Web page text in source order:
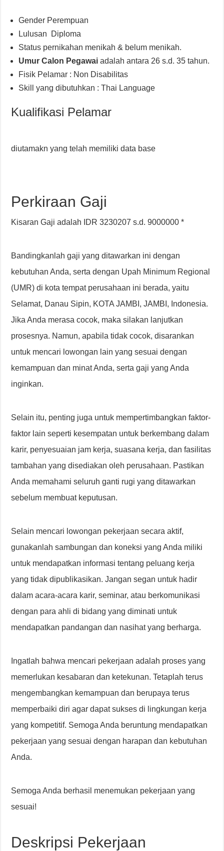
Gender Perempuan
Lulusan Diploma
Status pernikahan menikah & belum menikah.
Umur Calon Pegawaiadalah antara 26 s.d. 35 tahun.
Fisik Pelamar : Non Disabilitas
Skill yang dibutuhkan : Thai Language
Kualifikasi Pelamar
diutamakn yang telah memiliki data base
Perkiraan Gaji
Kisaran Gaji adalah IDR 3230207 s.d. 9000000 *
Bandingkanlah gaji yang ditawarkan ini dengan
kebutuhan Anda, serta dengan Upah Minimum Regional
(UMR) di kota tempat perusahaan ini berada, yaitu
Selamat, Danau Sipin, KOTA JAMBI, JAMBI, Indonesia.
Jika Anda merasa cocok, maka silakan lanjutkan
prosesnya. Namun, apabila tidak cocok, disarankan
untuk mencari lowongan lain yang sesuai dengan
kemampuan dan minat Anda, serta gaji yang Anda
inginkan.
Selain itu, penting juga untuk mempertimbangkan faktor-
faktor lain seperti kesempatan untuk berkembang dalam
karir, penyesuaian jam kerja, suasana kerja, dan fasilitas
tambahan yang disediakan oleh perusahaan. Pastikan
Anda memahami seluruh ganti rugi yang ditawarkan
sebelum membuat keputusan.
Selain mencari lowongan pekerjaan secara aktif,
gunakanlah sambungan dan koneksi yang Anda miliki
untuk mendapatkan informasi tentang peluang kerja
yang tidak dipublikasikan. Jangan segan untuk hadir
dalam acara-acara karir, seminar, atau berkomunikasi
dengan para ahli di bidang yang diminati untuk
mendapatkan pandangan dan nasihat yang berharga.
Ingatlah bahwa mencari pekerjaan adalah proses yang
memerlukan kesabaran dan ketekunan. Tetaplah terus
mengembangkan kemampuan dan berupaya terus
memperbaiki diri agar dapat sukses di lingkungan kerja
yang kompetitif. Semoga Anda beruntung mendapatkan
pekerjaan yang sesuai dengan harapan dan kebutuhan
Anda.
Semoga Anda berhasil menemukan pekerjaan yang
sesuai!
Deskripsi Pekerjaan